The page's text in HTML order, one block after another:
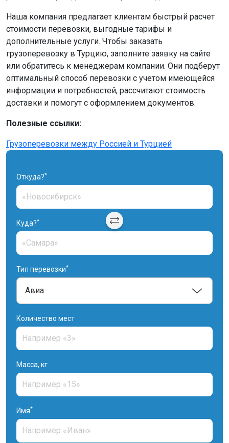
Наша компания предлагает клиентам быстрый расчет
стоимости перевозки, выгодные тарифы и
дополнительные услуги. Чтобы заказать
грузоперевозку в Турцию, заполните заявку на сайте
или обратитесь к менеджерам компании. Они подберут
оптимальный способ перевозки с учетом имеющейся
информации и потребностей, рассчитают стоимость
доставки и помогут с оформлением документов.
Полезные ссылки:
Грузоперевозки между Россией и Турцией
Откуда?*
Куда?*
Тип перевозки*
Количество мест
Масса, кг
Имя*